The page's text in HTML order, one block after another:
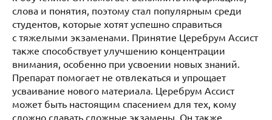
слова и понятия, поэтому стал популярным среди
студентов, которые хотят успешно справиться
с тяжелыми экзаменами. Принятие Церебрум Ассист
также способствует улучшению концентрации
внимания, особенно при усвоении новых знаний.
Препарат помогает не отвлекаться и упрощает
усваивание нового материала. Церебрум Ассист
может быть настоящим спасением для тех, кому
сложно сдавать сложные экзамены. Он также